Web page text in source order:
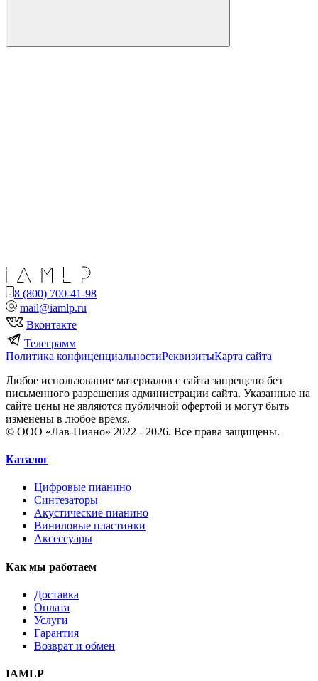
8 (800) 700-41-98
mail@iamlp.ru
Вконтакте
Телеграмм
Политика конфиценциальностиРеквизитыКарта сайта
Любое использование материалов с сайта запрещено без
письменного разрешения администрации сайта. Указанные на
сайте цены не являются публичной офертой и могут быть
изменены в любое время.
© ООО «Лав-Пиано» 2022 - 2026. Все права защищены.
Каталог
Цифровые пианино
Синтезаторы
Акустические пианино
Виниловые пластинки
Аксессуары
Как мы работаем
Доставка
Оплата
Услуги
Гарантия
Возврат и обмен
IAMLP